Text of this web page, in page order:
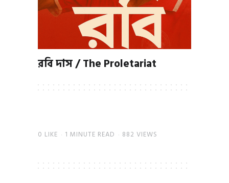
রবি দাস / The Proletariat
0 LIKE 1 MINUTE READ 882 VIEWS